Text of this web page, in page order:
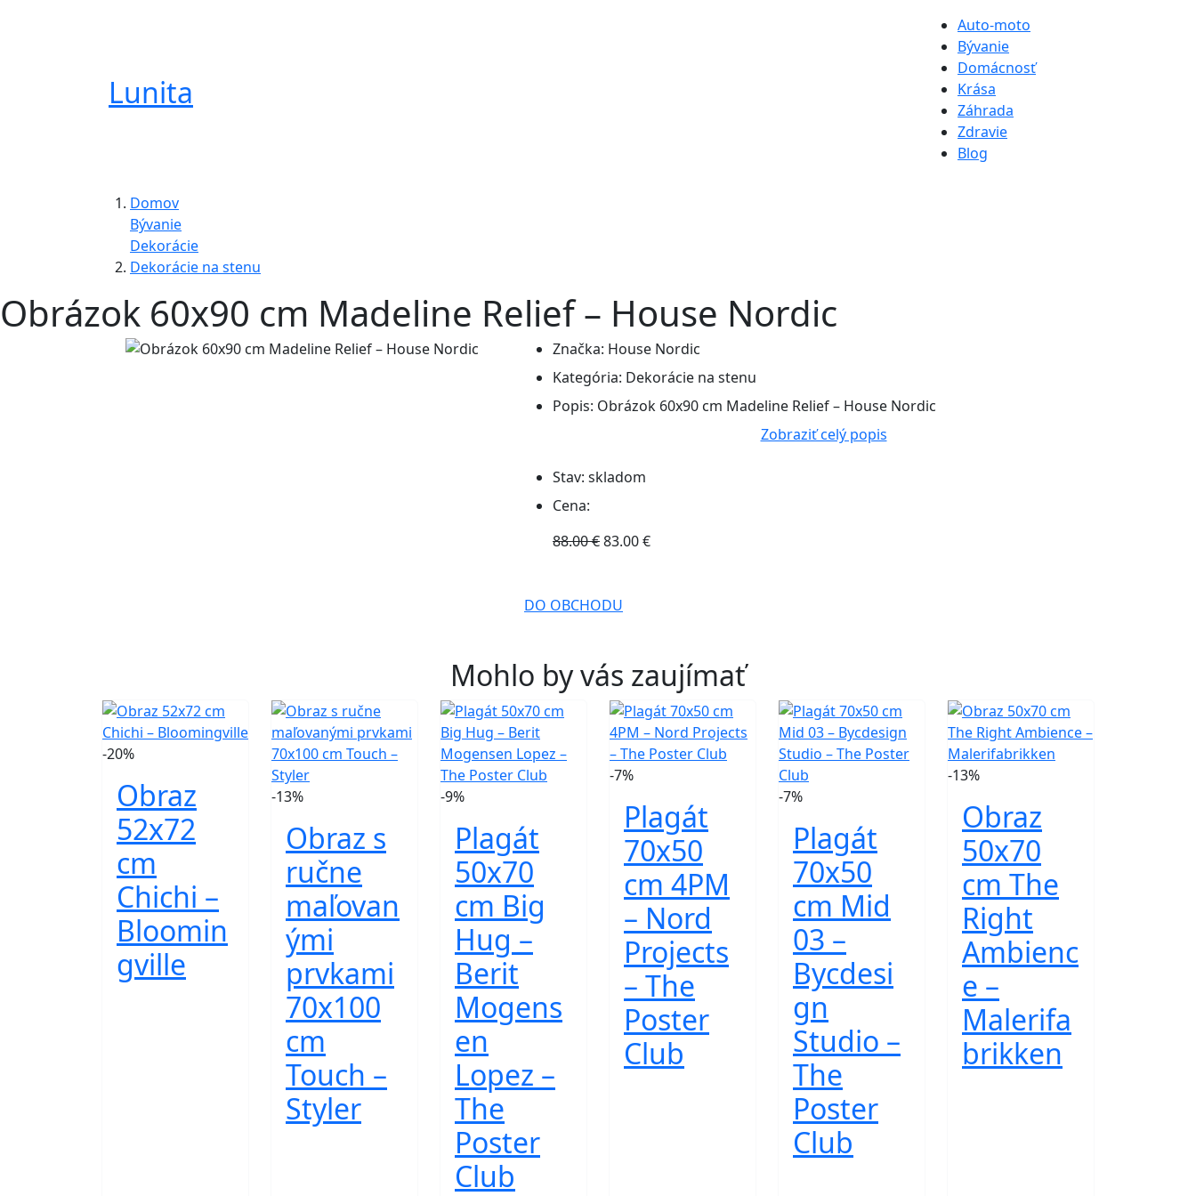
Lunita
Auto-moto
Bývanie
Domácnosť
Krása
Záhrada
Zdravie
Blog
Domov
Bývanie
Dekorácie
Dekorácie na stenu
Obrázok 60x90 cm Madeline Relief – House Nordic
Značka: House Nordic
Kategória: Dekorácie na stenu
Popis: Obrázok 60x90 cm Madeline Relief – House Nordic
Zobraziť celý popis
Stav: skladom
Cena:
88.00 €83.00 €
DO OBCHODU
Mohlo by vás zaujímať
-20%
Obraz
52x72
cm
Chichi –
Bloomin
gville
-13%
Obraz s
ručne
maľovan
ými
prvkami
70x100
cm
Touch –
Styler
-9%
Plagát
50x70
cm Big
Hug –
Berit
Mogens
en
Lopez –
The
Poster
Club
-7%
Plagát
70x50
cm 4PM
– Nord
Projects
– The
Poster
Club
-7%
Plagát
70x50
cm Mid
03 –
Bycdesi
gn
Studio –
The
Poster
Club
-13%
Obraz
50x70
cm The
Right
Ambienc
e –
Malerifa
brikken